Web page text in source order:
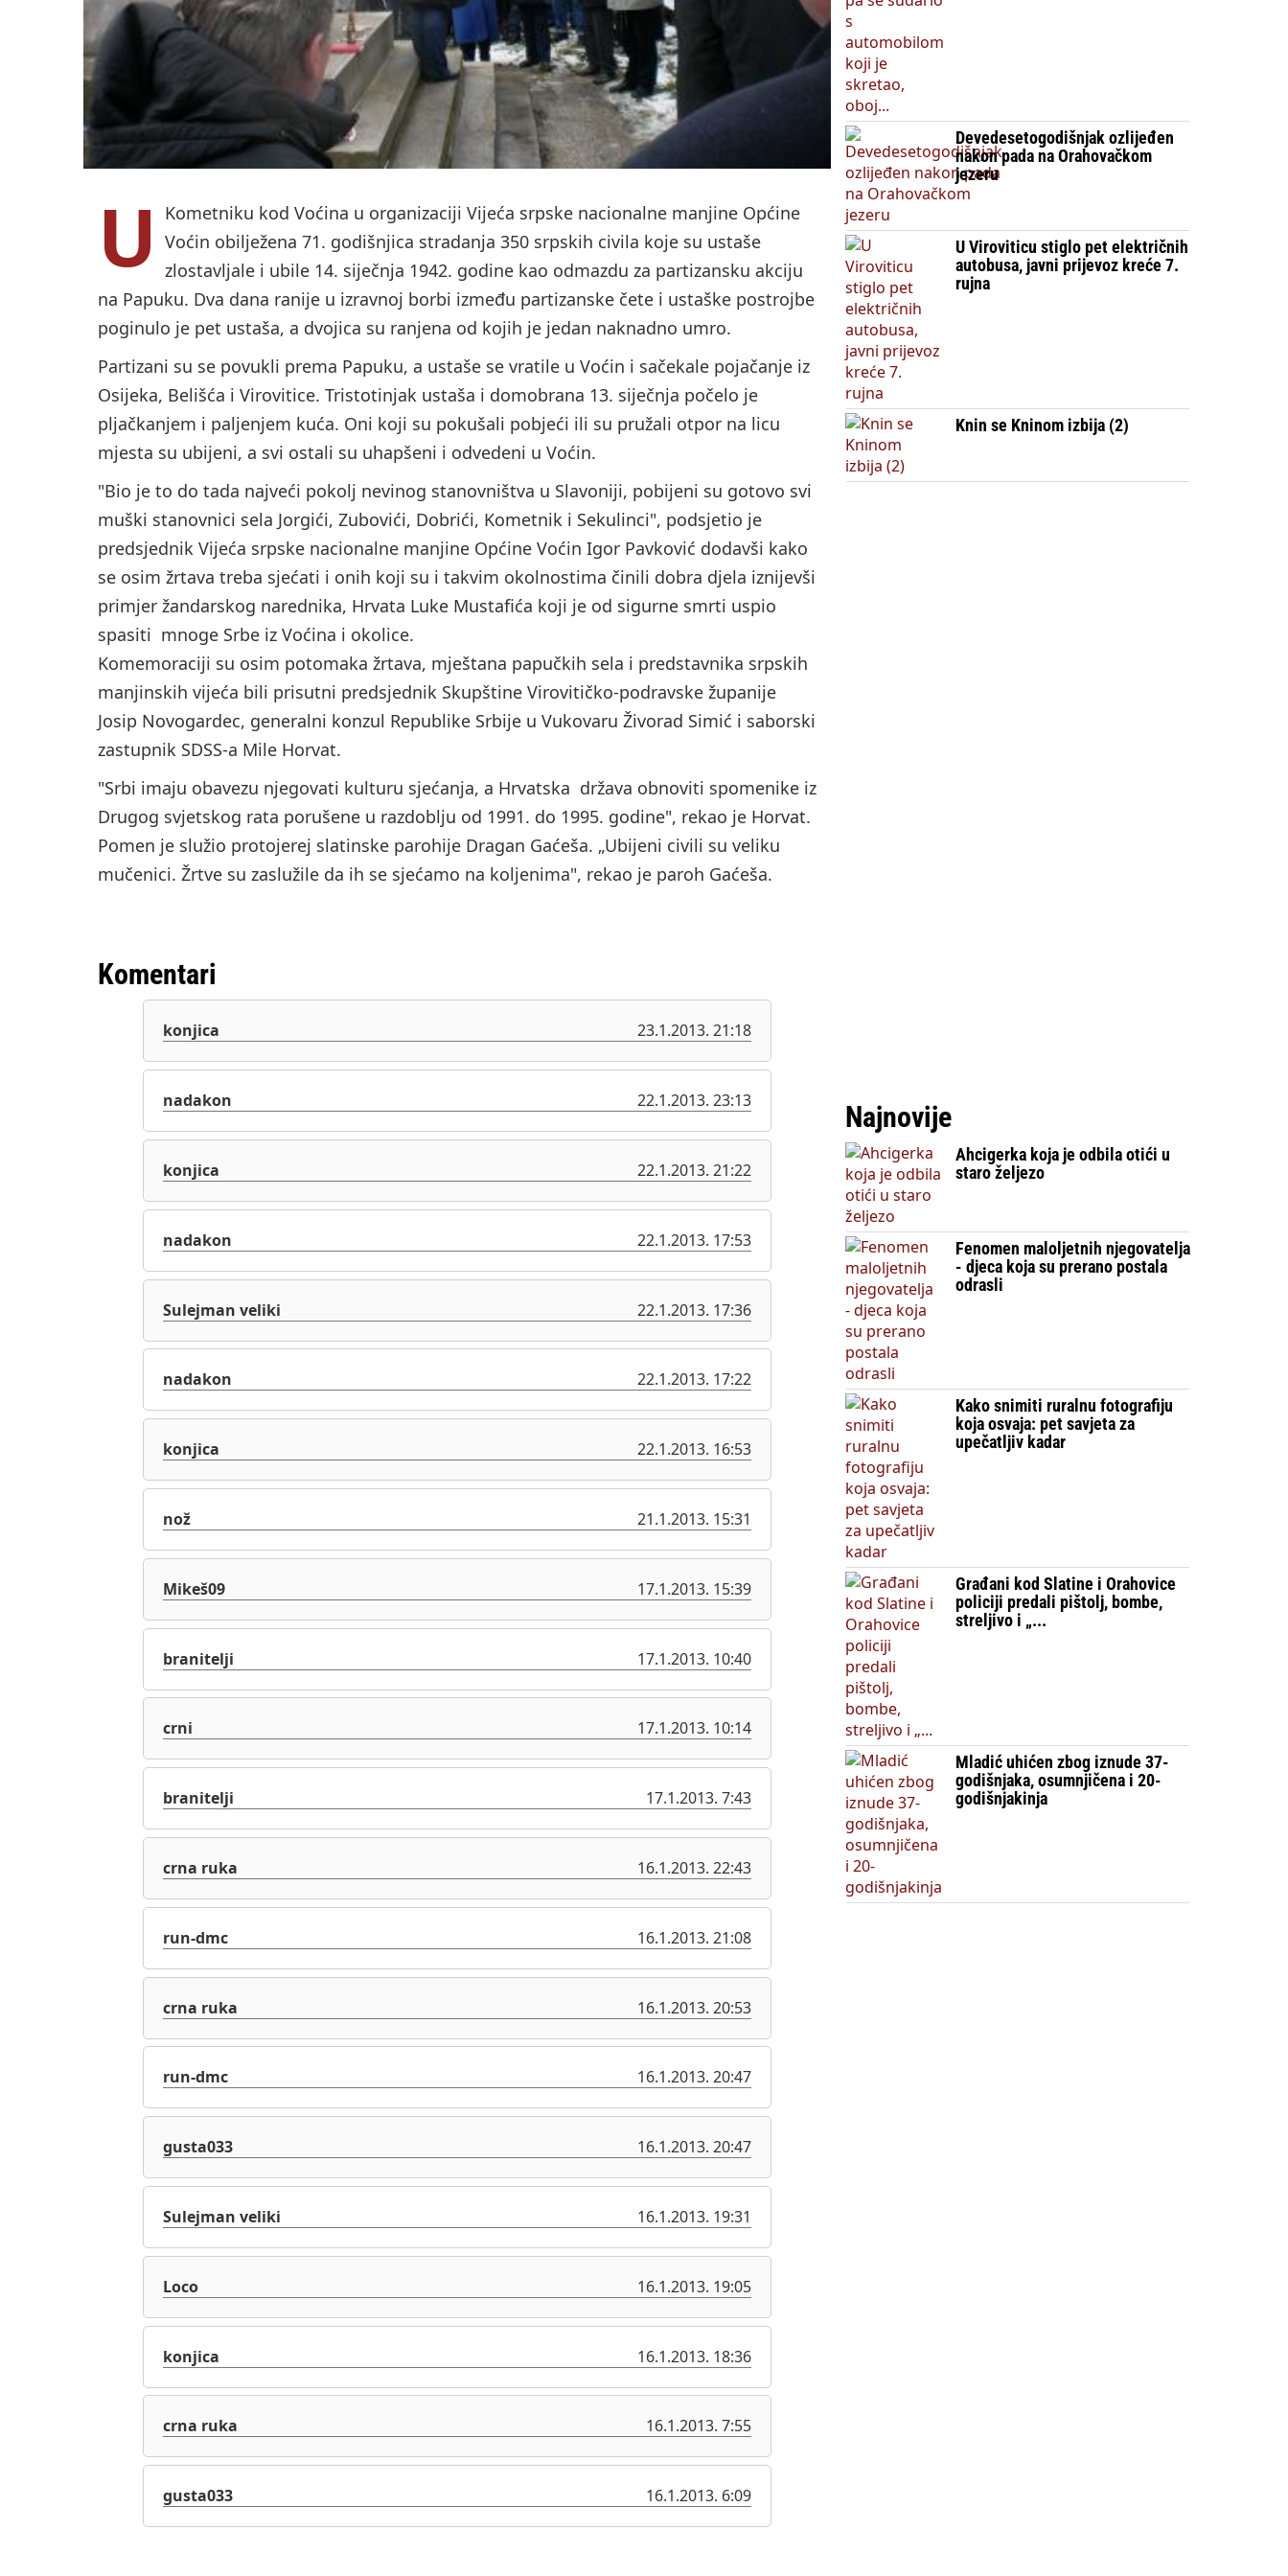
U
Kometniku kod Voćina u organizaciji Vijeća srpske nacionalne manjine Općine
Voćin obilježena 71. godišnjica stradanja 350 srpskih civila koje su ustaše
zlostavljale i ubile 14. siječnja 1942. godine kao odmazdu za partizansku akciju
na Papuku. Dva dana ranije u izravnoj borbi između partizanske čete i ustaške postrojbe
poginulo je pet ustaša, a dvojica su ranjena od kojih je jedan naknadno umro.
Partizani su se povukli prema Papuku, a ustaše se vratile u Voćin i sačekale pojačanje iz
Osijeka, Belišća i Virovitice. Tristotinjak ustaša i domobrana 13. siječnja počelo je
pljačkanjem i paljenjem kuća. Oni koji su pokušali pobjeći ili su pružali otpor na licu
mjesta su ubijeni, a svi ostali su uhapšeni i odvedeni u Voćin.
"Bio je to do tada najveći pokolj nevinog stanovništva u Slavoniji, pobijeni su gotovo svi
muški stanovnici sela Jorgići, Zubovići, Dobrići, Kometnik i Sekulinci", podsjetio je
predsjednik Vijeća srpske nacionalne manjine Općine Voćin Igor Pavković dodavši kako
se osim žrtava treba sjećati i onih koji su i takvim okolnostima činili dobra djela iznijevši
primjer žandarskog narednika, Hrvata Luke Mustafića koji je od sigurne smrti uspio
spasiti mnoge Srbe iz Voćina i okolice.
Komemoraciji su osim potomaka žrtava, mještana papučkih sela i predstavnika srpskih
manjinskih vijeća bili prisutni predsjednik Skupštine Virovitičko-podravske županije
Josip Novogardec, generalni konzul Republike Srbije u Vukovaru Živorad Simić i saborski
zastupnik SDSS-a Mile Horvat.
"Srbi imaju obavezu njegovati kulturu sjećanja, a Hrvatska država obnoviti spomenike iz
Drugog svjetskog rata porušene u razdoblju od 1991. do 1995. godine", rekao je Horvat.
Pomen je služio protojerej slatinske parohije Dragan Gaćeša. „Ubijeni civili su veliku
mučenici. Žrtve su zaslužile da ih se sjećamo na koljenima", rekao je paroh Gaćeša.
Komentari
konjica 23.1.2013. 21:18
nadakon 22.1.2013. 23:13
konjica 22.1.2013. 21:22
nadakon 22.1.2013. 17:53
Sulejman veliki 22.1.2013. 17:36
nadakon 22.1.2013. 17:22
konjica 22.1.2013. 16:53
nož 21.1.2013. 15:31
Mikeš09 17.1.2013. 15:39
branitelji 17.1.2013. 10:40
crni 17.1.2013. 10:14
branitelji 17.1.2013. 7:43
crna ruka 16.1.2013. 22:43
run-dmc 16.1.2013. 21:08
crna ruka 16.1.2013. 20:53
run-dmc 16.1.2013. 20:47
gusta033 16.1.2013. 20:47
Sulejman veliki 16.1.2013. 19:31
Loco 16.1.2013. 19:05
konjica 16.1.2013. 18:36
crna ruka 16.1.2013. 7:55
gusta033 16.1.2013. 6:09
Devedesetogodišnjak ozlijeđen
nakon pada na Orahovačkom
jezeru
U Viroviticu stiglo pet električnih
autobusa, javni prijevoz kreće 7.
rujna
Knin se Kninom izbija (2)
Najnovije
Ahcigerka koja je odbila otići u
staro željezo
Fenomen maloljetnih njegovatelja
- djeca koja su prerano postala
odrasli
Kako snimiti ruralnu fotografiju
koja osvaja: pet savjeta za
upečatljiv kadar
Građani kod Slatine i Orahovice
policiji predali pištolj, bombe,
streljivo i „...
Mladić uhićen zbog iznude 37-
godišnjaka, osumnjičena i 20-
godišnjakinja